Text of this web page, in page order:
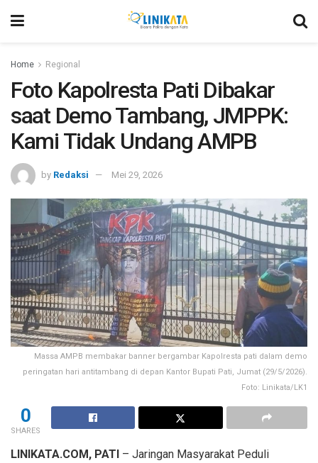
Home Regional
Foto Kapolresta Pati Dibakar
saat Demo Tambang, JMPPK:
Kami Tidak Undang AMPB
by Redaksi Mei 29, 2026
Massa AMPB membakar banner bergambar Kapolresta pati dalam demo
peringatan hari antitambang di depan Kantor Bupati Pati, Jumat (29/5/2026).
Foto: Linikata/LK1
0
SHARES
LINIKATA.COM, PATI – Jaringan Masyarakat Peduli